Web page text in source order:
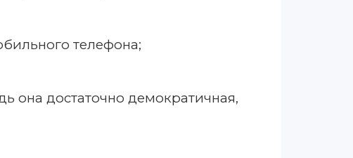
телефона;
она достаточно демократичная,